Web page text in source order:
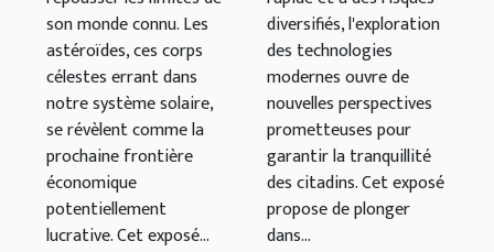
son monde connu. Les
astéroïdes, ces corps
célestes errant dans
notre système solaire,
se révèlent comme la
prochaine frontière
économique
potentiellement
lucrative. Cet exposé...
diversifiés, l'exploration
des technologies
modernes ouvre de
nouvelles perspectives
prometteuses pour
garantir la tranquillité
des citadins. Cet exposé
propose de plonger
dans...